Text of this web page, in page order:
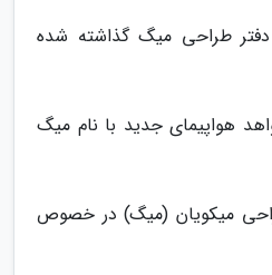
بر عهده دفتر طراحی میگ گذاشته شده
هواپیمای جدید با نام میگ
طراحی میکویان (میگ) در خصوص